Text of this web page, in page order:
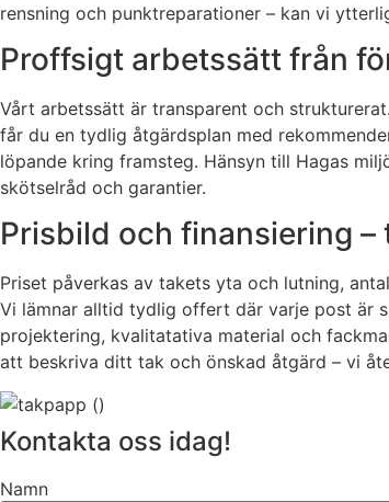
rensning och punktreparationer – kan vi
Proffsigt arbetssätt från
Vårt arbetssätt är transparent och
får du en tydlig åtgärdsplan med
löpande kring framsteg. Hänsyn till Hagas
skötselråd och garantier.
Prisbild och finansiering
Priset påverkas av takets yta och lutning,
Vi lämnar alltid tydlig offert där varje post är
projektering, kvalitatativa material och
att beskriva ditt tak och önskad åtgärd – vi
Kontakta oss idag!
Namn